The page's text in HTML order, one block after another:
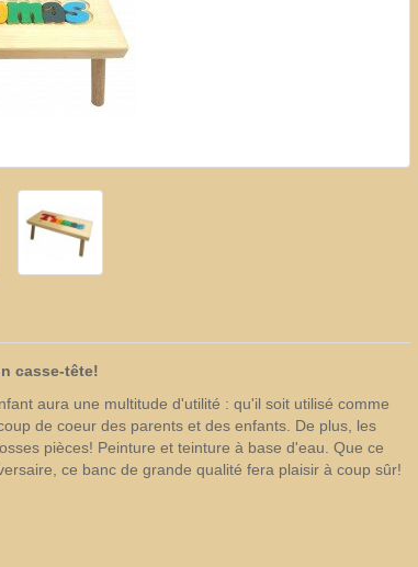
casse-tête!
aura une multitude d'utilité : qu'il soit utilisé comme
de coeur des parents et des enfants. De plus, les
pièces! Peinture et teinture à base d'eau. Que ce
ce banc de grande qualité fera plaisir à coup sûr!